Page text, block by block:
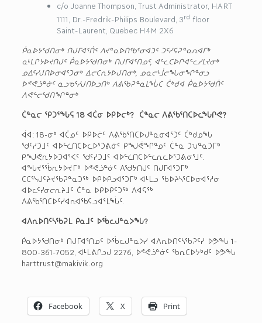
c/o Joanne Thompson, Trust Administrator, HART
1111, Dr.-Fredrik-Philips Boulevard, 3rd floor
Saint-Laurent, Quebec H4M 2X6
ᑮᓇᐅᔭᖁᑎᓂᒃ ᑎᒍᒥᐊᕐᑏᑦ ᐱᔪᓐᓇᐅᑎᖃᕐᓂᐊᑐᑦ ᑐᑦᓯᕋᕈᓐᓇᕆᐊᒥᒃ
ᓇᒻᒪᒋᔭᐅᔪᑎᒍᑦ ᑮᓇᐅᔭᖁᑎᓂᒃ ᑎᒍᒥᐊᕐᑎᓄᑦ, ᐊᓪᓚᑕᐅᒋᐊᓪᓚᓯᒪᔪᓂᒃ
ᓄᐃᑦᓯᒍᑎᐅᓂᐊᕐᑐᓂᒃ ᐃᓕᑕᕆᔭᐅᒍᑎᓂᒃ, ᓄᓇᓕᒻᒨᓕᖓᓂᖏᓐᓂᓗ
ᐅᕝᕙᓘᓐᓃᑦ ᓇᓗᓀᕐᓯᒍᑎᐅᓗᑎᒃ ᐱᕕᖃᕈᓐᓇᒪᖔᑕ ᑖᒃᑯᐊ ᑮᓇᐅᔭᖁᑏᑦ
ᐱᕙᓪᓕᖁᑎᖏᓐᓂᒃ
ᑖᓐᓇᓕ ᕿᑐᕐᖓᕋ 18 ᐊᑖᓂ ᐅᑭᐅᓕᒃ? ᑖᓐᓇᓕ ᐱᕕᖃᕐᑎᑕᐅᓚᖓᒋᕙ?
ᐋᐊ: 18-ᓂᒃ ᐊᑖᓄᑦ ᐅᑭᐅᓖᑦ ᐱᕕᖃᕐᑎᑕᐅᒍᓐᓇᓂᐊᕐᑐᑦ ᑖᒃᑯᓄᖓ
ᖁᑦᓯᑐᒧᑦ ᐊᐅᓪᓛᑎᑕᐅᓚᐅᕐᑐᕕᓃᑦ ᑭᖑᕚᖏᓐᓄᑦ ᑖᓐᓇ ᑐᕃᓐᓇᑐᒥᒃ
ᑭᖑᕚᕆᔭᐅᑐᐊᕐᐸᑦ ᖁᑦᓯᑐᒧᑦ ᐊᐅᓪᓛᑎᑕᐅᓪᓚᕆᓚᐅᕐᑐᕕᓂᕐᒧᑦ.
ᐊᖓᔪᕐᖄᕆᔭᐅᔪᒥᒃ ᐅᕝᕙᓘᓐᓃᑦ ᐱᖁᔭᑎᒍᑦ ᑎᒍᒥᐊᕐᑐᒥᒃ
ᑕᑕᕐᓭᒍᑦᔨᔪᖃᕈᓐᓇᑐᖅ ᐅᑭᐅᑭᓗᐊᕐᑐᒥᒃ ᐊᒻᒪᓗ ᖃᐅᔨᓴᕐᑕᐅᓂᐊᕐᓱᓂ
ᐊᐅᓚᑦᓯᓂᓕᕆᔨᒧᑦ ᑖᓐᓇ ᐅᑭᐅᑭᑦᑐᖅ ᐱᐊᕋᖅ
ᐱᕕᖃᕐᑎᑕᐅᑦᓯᐊᕆᐊᖃᕋᓗᐊᕐᒪᖔᑦ.
ᐊᐱᕆᐅᑎᑦᓴᖃᕈᒪ ᑭᓇᒧᑦ ᐅᖄᓚᒍᓐᓇᐳᖓ?
ᑮᓇᐅᔭᖁᑎᓂᒃ ᑎᒍᒥᐊᕐᑎᓄᑦ ᐅᖄᓚᒍᓐᓇᐳᓯ ᐊᐱᕆᐅᑎᑦᓴᖃᕈᑦᓯ ᐅᕗᖓ 1-
800-361-7052, ᐊᒻᒪᕕᒋᓗᒍ 2276, ᐅᕝᕙᓘᓐᓃᑦ ᖃᕆᑕᐅᔭᒃᑯᑦ ᐅᕗᖓ
harttrust@makivik.org
Facebook X Print